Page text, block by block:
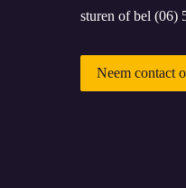
sturen of bel (06)
Neem contact